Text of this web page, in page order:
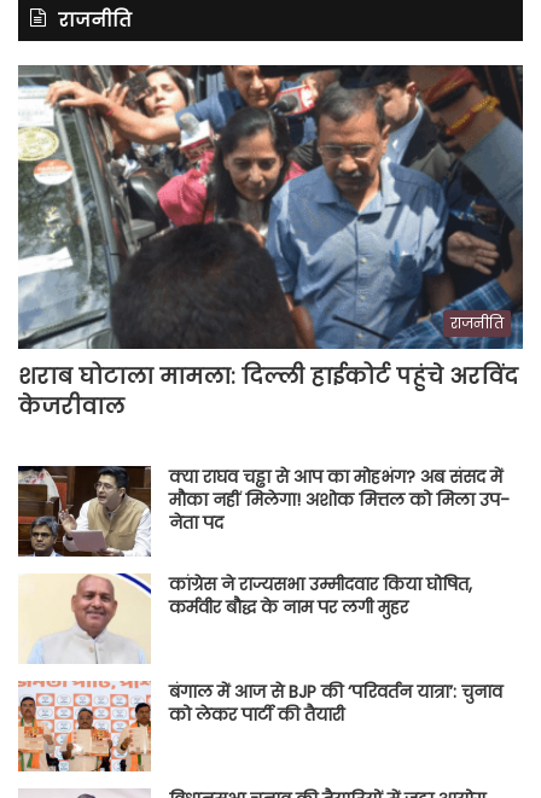
राजनीति
राजनीति
शराब घोटाला मामला: दिल्ली हाईकोर्ट पहुंचे अरविंद
केजरीवाल
क्या राघव चड्ढा से आप का मोहभंग? अब संसद में
मौका नहीं मिलेगा! अशोक मित्तल को मिला उप-
नेता पद
कांग्रेस ने राज्यसभा उम्मीदवार किया घोषित,
कर्मवीर बौद्ध के नाम पर लगी मुहर
बंगाल में आज से BJP की ‘परिवर्तन यात्रा’: चुनाव
को लेकर पार्टी की तैयारी